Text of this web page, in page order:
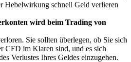
Hebelwirkung schnell Geld verlieren
wird beim Trading von
Sie sollten überlegen, ob Sie sich
CFD im Klaren sind, und es sich
Verlustes Ihres Geldes einzugehen.